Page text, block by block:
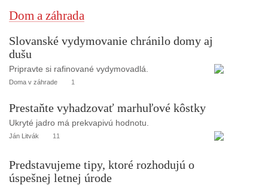
Dom a záhrada
Slovanské vydymovanie chránilo domy aj
dušu
Pripravte si rafinované vydymovadlá.
Doma v záhrade 1
Prestaňte vyhadzovať marhuľové kôstky
Ukryté jadro má prekvapivú hodnotu.
Ján Litvák 11
Predstavujeme tipy, ktoré rozhodujú o
úspešnej letnej úrode